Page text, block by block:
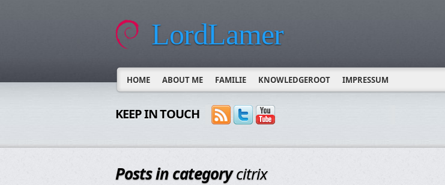
LordLamer
HOME ABOUT ME FAMILIE KNOWLEDGEROOT IMPRESSUM
KEEP IN TOUCH
Posts in categorycitrix